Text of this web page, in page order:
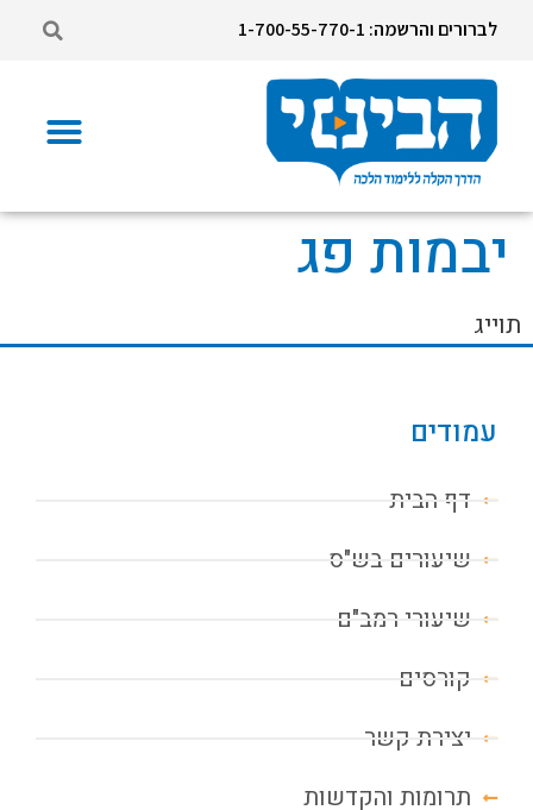
לברורים והרשמה: 1-700-55-770-1
יבמות פג
תוייג
עמודים
דף הבית
שיעורים בש"ס
שיעורי רמב"ם
קורסים
יצירת קשר
תרומות והקדשות